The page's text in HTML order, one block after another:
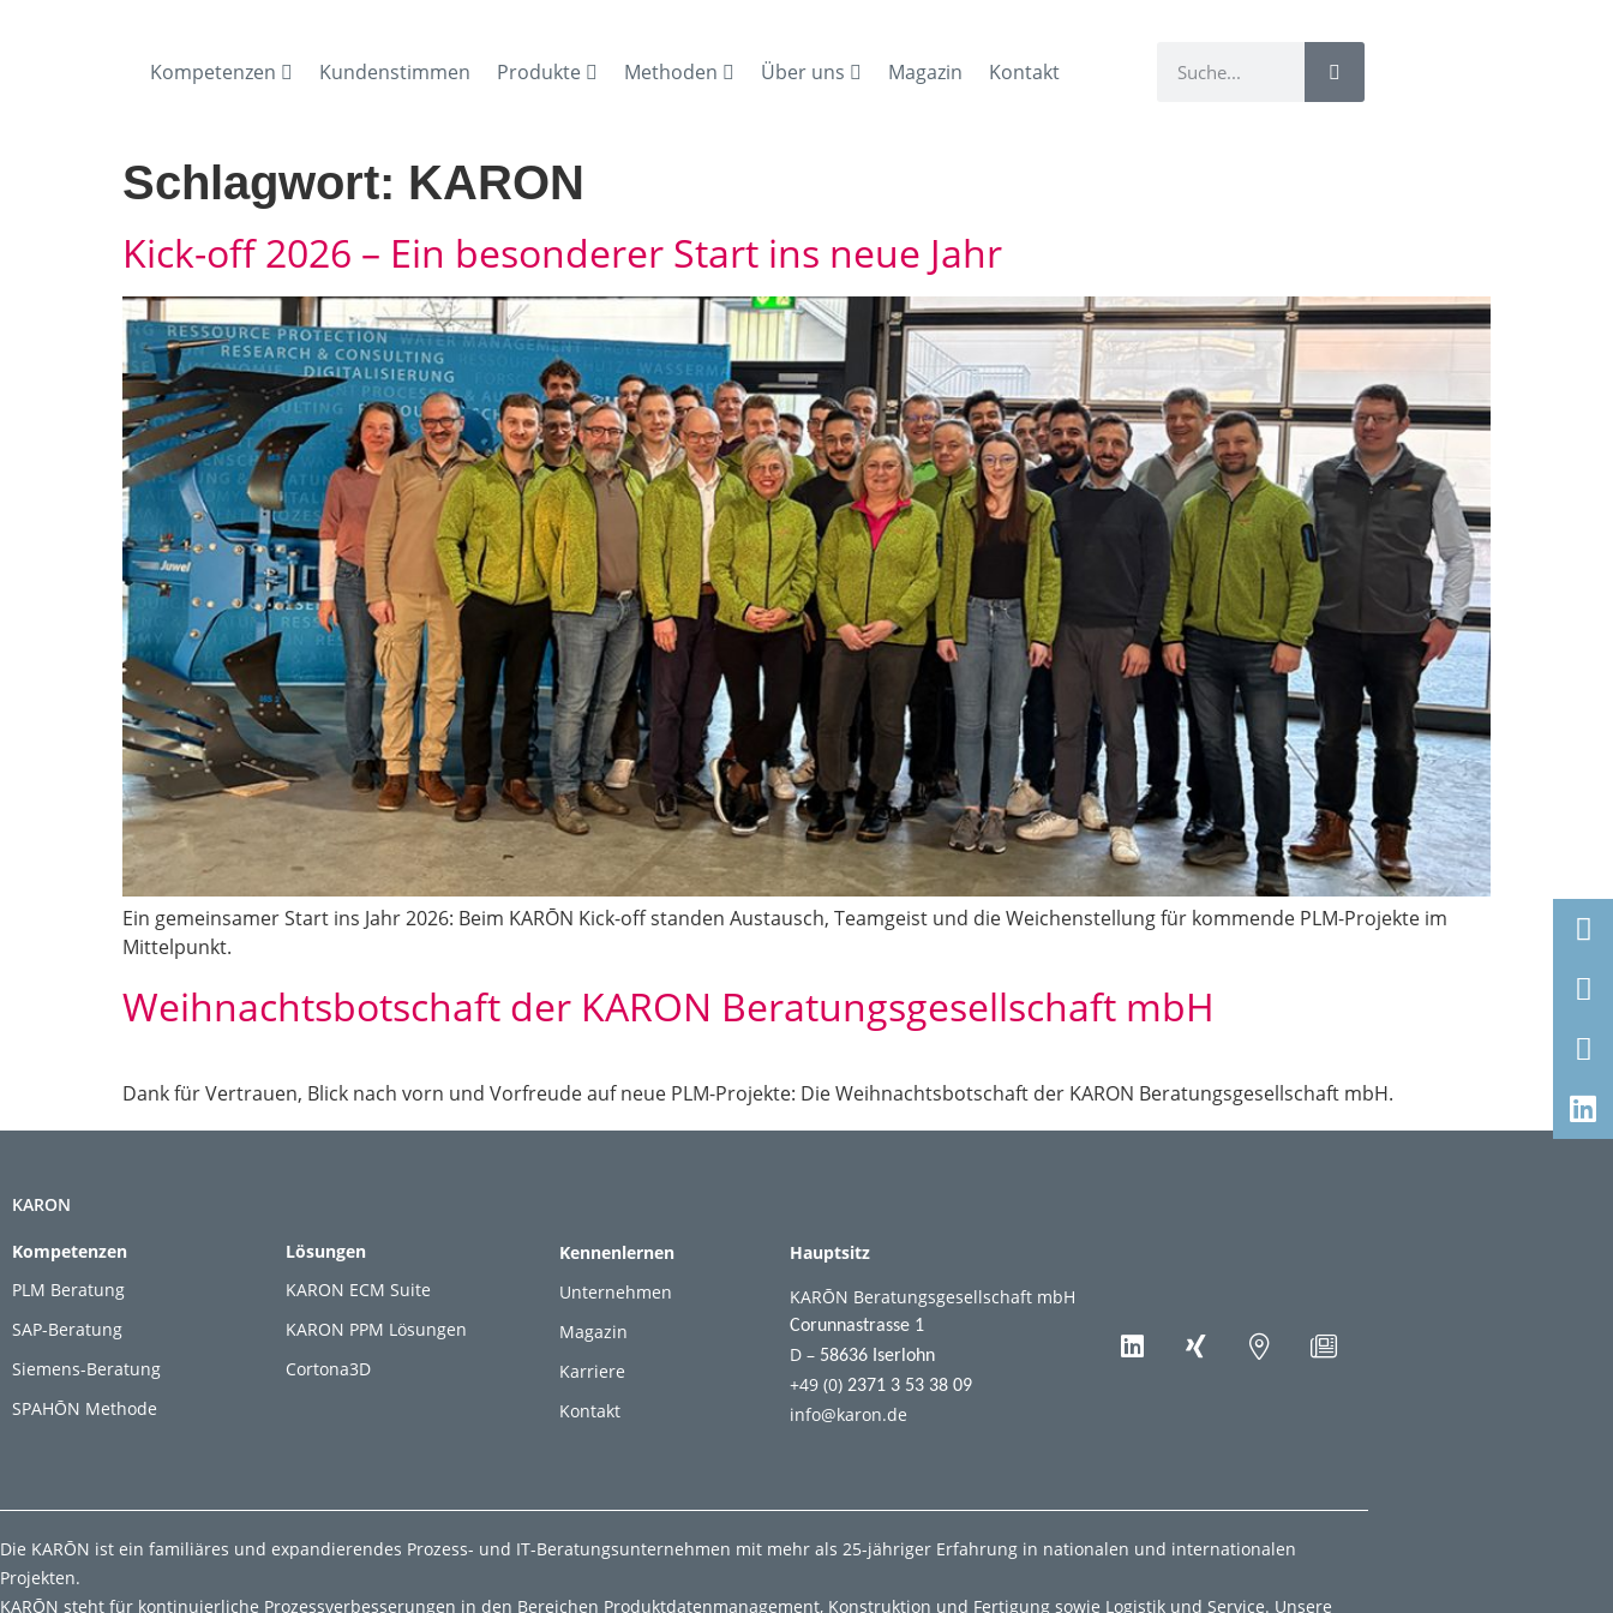
Kompetenzen Kundenstimmen Produkte Methoden Über uns Magazin Kontakt
Schlagwort: KARON
Kick-off 2026 – Ein besonderer Start ins neue Jahr
Ein gemeinsamer Start ins Jahr 2026: Beim KARŌN Kick-off standen Austausch, Teamgeist und die Weichenstellung für kommende PLM-Projekte im
Mittelpunkt.
Weihnachtsbotschaft der KARON Beratungsgesellschaft mbH
Dank für Vertrauen, Blick nach vorn und Vorfreude auf neue PLM-Projekte: Die Weihnachtsbotschaft der KARON Beratungsgesellschaft mbH.
KARON
Kompetenzen
PLM Beratung
SAP-Beratung
Siemens-Beratung
SPAHŌN Methode
Lösungen
KARON ECM Suite
KARON PPM Lösungen
Cortona3D
Kennenlernen
Unternehmen
Magazin
Karriere
Kontakt
Hauptsitz
KARŌN Beratungsgesellschaft mbH
Corunnastrasse 1
D – 58636 Iserlohn
+49 (0) 2371 3 53 38 09
info@karon.de
Die KARŌN ist ein familiäres und expandierendes Prozess- und IT-Beratungsunternehmen mit mehr als 25-jähriger Erfahrung in nationalen und internationalen
Projekten.
KARŌN steht für kontinuierliche Prozessverbesserungen in den Bereichen Produktdatenmanagement, Konstruktion und Fertigung sowie Logistik und Service. Unsere